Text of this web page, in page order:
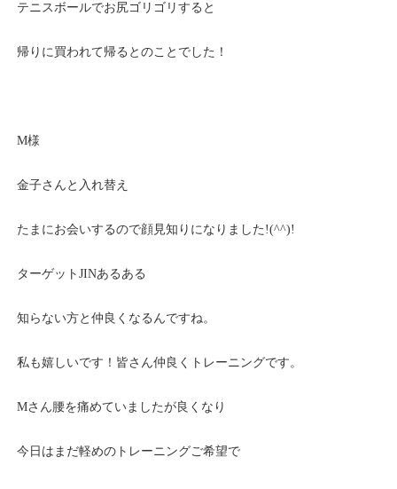
テニスボールでお尻ゴリゴリすると
帰りに買われて帰るとのことでした！
M様
金子さんと入れ替え
たまにお会いするので顔見知りになりました!(^^)!
ターゲットJINあるある
知らない方と仲良くなるんですね。
私も嬉しいです！皆さん仲良くトレーニングです。
Mさん腰を痛めていましたが良くなり
今日はまだ軽めのトレーニングご希望で